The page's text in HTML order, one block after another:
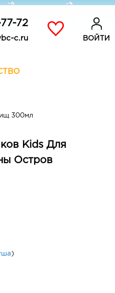
72
c.ru ВОЙТИ
300мл
Kids Для
Остров
)